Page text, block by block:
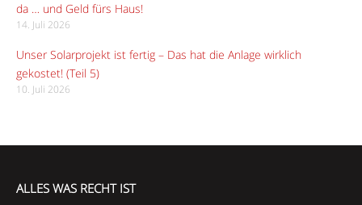
da … und Geld fürs Haus!
14. Juli 2026
Unser Solarprojekt ist fertig – Das hat die Anlage wirklich
gekostet! (Teil 5)
10. Juli 2026
ALLES WAS RECHT IST